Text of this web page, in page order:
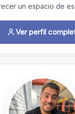
un espacio de
Ver perfil